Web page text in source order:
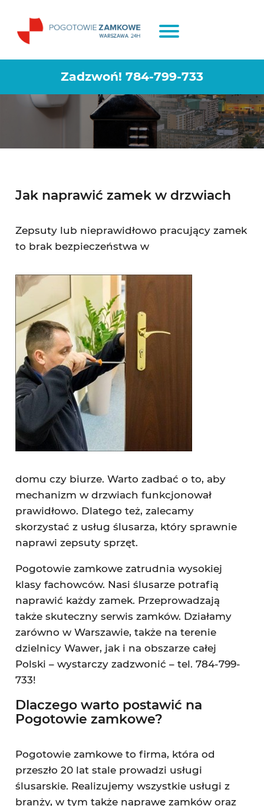
Zadzwoń! 784-799-733
Naprawa zamków Warszawa
Wawer
Jak naprawić zamek w drzwiach
Zepsuty lub nieprawidłowo pracujący zamek
to brak bezpieczeństwa w
domu czy biurze. Warto zadbać o to, aby
mechanizm w drzwiach funkcjonował
prawidłowo. Dlatego też, zalecamy
skorzystać z usług ślusarza, który sprawnie
naprawi zepsuty sprzęt.
Pogotowie zamkowe zatrudnia wysokiej
klasy fachowców. Nasi ślusarze potrafią
naprawić każdy zamek. Przeprowadzają
także skuteczny serwis zamków. Działamy
zarówno w Warszawie, także na terenie
dzielnicy Wawer, jak i na obszarze całej
Polski – wystarczy zadzwonić – tel. 784-799-
733!
Dlaczego warto postawić na
Pogotowie zamkowe?
Pogotowie zamkowe to firma, która od
przeszło 20 lat stale prowadzi usługi
ślusarskie. Realizujemy wszystkie usługi z
branży, w tym także naprawę zamków oraz